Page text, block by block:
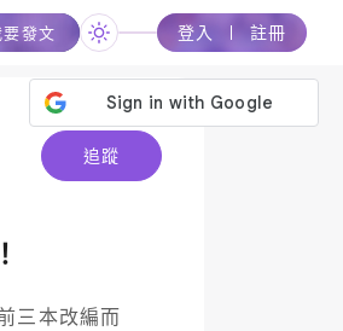
要發文 登入 註冊
追蹤
三本改編而